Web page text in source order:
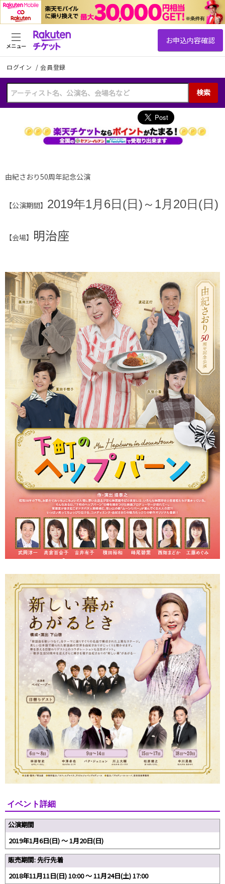
ログイン /会員登録
検索
メニュー
由紀さおり50周年記念公演
【公演期間】 2019年1月6日(日)～1月20日(日)
【会場】 明治座
イベント詳細
公演期間
2019年1月6日(日) 〜 1月20日(日)
販売期間: 先行先着
2018年11月11日(日) 10:00 〜 11月24日(土) 17:00